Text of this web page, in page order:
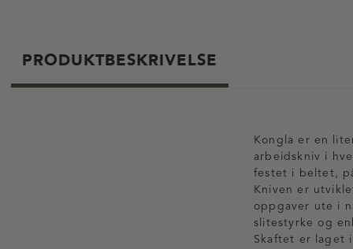
PRODUKTBESKRIVELSE
Kongla er en
arbeidskniv i
festet i beltet,
Kniven er
oppgaver ute i
slitestyrke og
Skaftet er laget